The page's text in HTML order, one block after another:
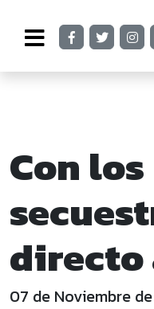
Con los
directo
07 de Noviembre